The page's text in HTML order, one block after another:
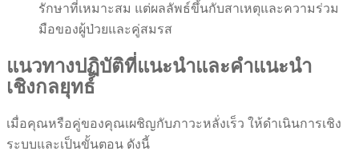
รักษาที่เหมาะสม แต่ผลลัพธ์ขึ้นกับสาเหตุและความร่วม
มือของผู้ป่วยและคู่สมรส
แนวทางปฏิบัติที่แนะนำและคำแนะนำ
เชิงกลยุทธ์
เมื่อคุณหรือคู่ของคุณเผชิญกับภาวะหลั่งเร็ว ให้ดำเนินการเชิง
ระบบและเป็นขั้นตอน ดังนี้